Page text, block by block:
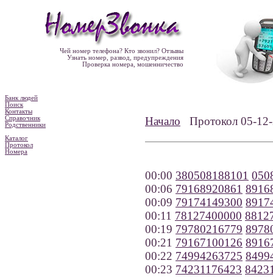
Чей номер телефона? Кто звонил? Отзывы
Узнать номер, развод, предупреждения
Проверка номера, мошенничество
Банк людей
Поиск
Контакты
Справочник
Родственники
Каталог
Протокол
Номера
Начало Протокол 05-
00:00 380508188101
00:06 79168920861
00:09 79174149300
00:11 78127400000
00:19 79780216779
00:21 79167100126
00:22 74994263725
00:23 74231176423